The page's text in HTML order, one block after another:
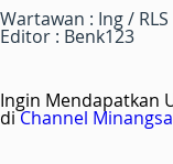
Wartawan : Ing / RLS
Editor : Benk123
Ingin Mendapatkan
diChannel